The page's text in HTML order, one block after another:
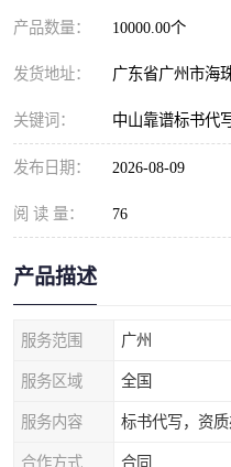
产品数量： 10000.00个
发货地址： 广东省广州市海
关键词： 中山靠谱标书代
发布日期： 2026-08-09
阅 读 量： 76
产品描述
服务范围 广州
服务区域 全国
服务内容 标书代写，资
合作方式 合同